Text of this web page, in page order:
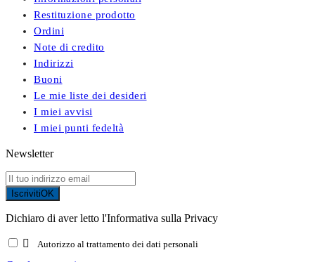
Restituzione prodotto
Ordini
Note di credito
Indirizzi
Buoni
Le mie liste dei desideri
I miei avvisi
I miei punti fedeltà
Newsletter
IscrivitiOK
Dichiaro di aver letto l'Informativa sulla Privacy
 Autorizzo al trattamento dei dati personali